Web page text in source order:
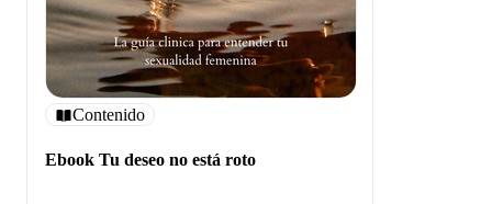
Contenido
Ebook Tu deseo no está roto